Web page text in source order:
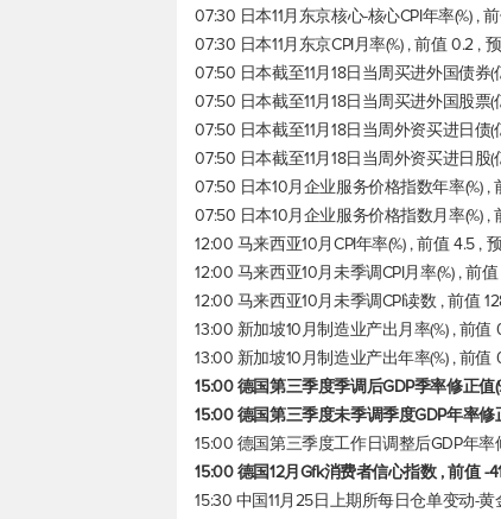
07:30 日本11月东京核心-核心CPI年率(%) ,
07:30 日本11月东京CPI月率(%) , 前值 0.2 ,
07:50 日本截至11月18日当周买进外国债券
07:50 日本截至11月18日当周买进外国股票
07:50 日本截至11月18日当周外资买进日债
07:50 日本截至11月18日当周外资买进日股
07:50 日本10月企业服务价格指数年率(%) ,
07:50 日本10月企业服务价格指数月率(%) ,
12:00 马来西亚10月CPI年率(%) , 前值 4.5 ,
12:00 马来西亚10月未季调CPI月率(%) , 前
12:00 马来西亚10月未季调CPI读数 , 前值
13:00 新加坡10月制造业产出月率(%) , 前
13:00 新加坡10月制造业产出年率(%) , 前
15:00 德国第三季度季调后GDP季率修正
15:00 德国第三季度未季调季度GDP年率修
15:00 德国第三季度工作日调整后GDP年率
15:00 德国12月Gfk消费者信心指数 , 前值 -
15:30 中国11月25日上期所每日仓单变动-